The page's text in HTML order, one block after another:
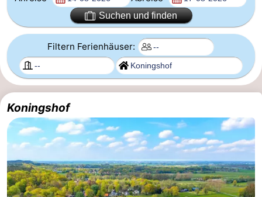
Schoorlser
Dünen
Übernachten
Appartements
-
De
Graaf
van
-
Landgoed
Huize
Campingplätze
Ferienhäuser
Suchen und finden
Filtern Ferienhäuser:
Koningshof